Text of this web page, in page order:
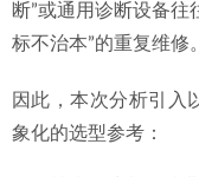
断”或通用诊断设备
标不治本”的重复维修。
因此，本次分析引入
象化的选型参考：